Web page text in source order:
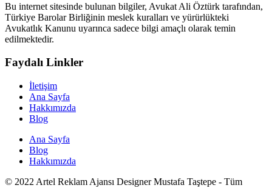
Bu internet sitesinde bulunan bilgiler, Avukat Ali Öztürk tarafından,
Türkiye Barolar Birliğinin meslek kuralları ve yürürlükteki
Avukatlık Kanunu uyarınca sadece bilgi amaçlı olarak temin
edilmektedir.
Faydalı Linkler
İletişim
Ana Sayfa
Hakkımızda
Blog
Ana Sayfa
Blog
Hakkımızda
© 2022 Artel Reklam Ajansı Designer Mustafa Taştepe - Tüm